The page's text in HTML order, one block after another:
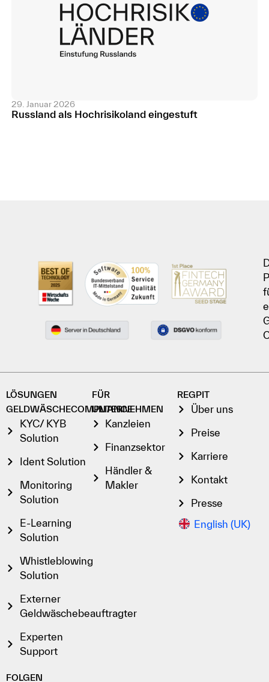
29. Januar 2026
Russland als Hochrisikoland eingestuft
LÖSUNGEN
GELDWÄSCHECOMPLIANCE
KYC/ KYB
Solution
Ident Solution
Monitoring
Solution
E-Learning
Solution
Whistleblowing
Solution
Externer
Geldwäschebeauftragter
Experten
Support
FÜR
UNTERNEHMEN
Kanzleien
Finanzsektor
Händler &
Makler
REGPIT
Über uns
Preise
Karriere
Kontakt
Presse
English (UK)
FOLGEN